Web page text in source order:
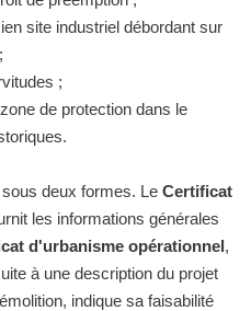
site industriel débordant sur
;
de protection dans le
deux formes. Le Certificat
les informations générales
d'urbanisme opérationnel,
à une description du projet
indique sa faisabilité